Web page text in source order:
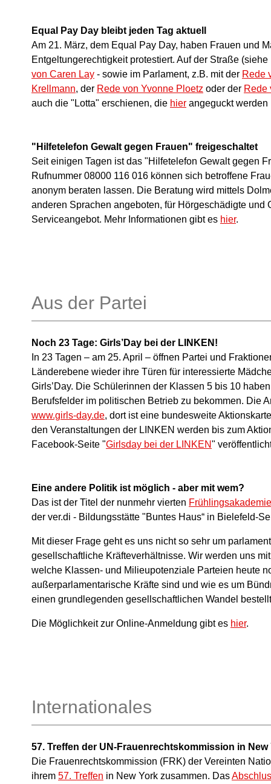
Equal Pay Day bleibt jeden Tag aktuell
Am 21. März, dem Equal Pay Day, haben Frauen und
Entgeltungerechtigkeit protestiert. Auf der Straße
von Caren Lay - sowie im Parlament, z.B. mit der Rede
Krellmann, der Rede von Yvonne Ploetz oder der Rede
auch die "Lotta" erschienen, die hier angeguckt werden
"Hilfetelefon Gewalt gegen Frauen" freigeschaltet
Seit einigen Tagen ist das "Hilfetelefon Gewalt gegen
Rufnummer 08000 116 016 können sich betroffene
anonym beraten lassen. Die Beratung wird mittels
anderen Sprachen angeboten, für Hörgeschädigte und
Serviceangebot. Mehr Informationen gibt es hier.
Aus der Partei
Noch 23 Tage: Girls’Day bei der LINKEN!
In 23 Tagen – am 25. April – öffnen Partei und
Länderebene wieder ihre Türen für interessierte
Girls’Day. Die Schülerinnen der Klassen 5 bis 10
Berufsfelder im politischen Betrieb zu bekommen. Die
www.girls-day.de, dort ist eine bundesweite
den Veranstaltungen der LINKEN werden bis zum
Facebook-Seite "Girlsday bei der LINKEN"
Eine andere Politik ist möglich - aber mit wem?
Das ist der Titel der nunmehr vierten Frühlingsakademie
der ver.di - Bildungsstätte "Buntes Haus“ in Bielefeld-
Mit dieser Frage geht es uns nicht so sehr um
gesellschaftliche Kräfteverhältnisse. Wir werden uns
welche Klassen- und Milieupotenziale Parteien heute
außerparlamentarische Kräfte sind und wie es um
einen grundlegenden gesellschaftlichen Wandel
Die Möglichkeit zur Online-Anmeldung gibt es hier.
Internationales
57. Treffen der UN-Frauenrechtskommission in New
Die Frauenrechtskommission (FRK) der Vereinten
ihrem 57. Treffen in New York zusammen. Das